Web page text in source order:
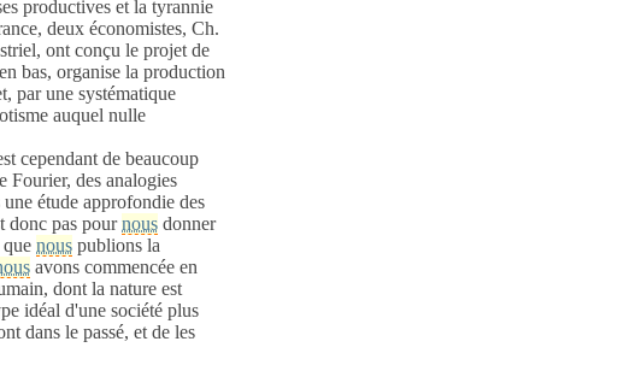
productives et la tyrannie
deux économistes, Ch.
ont conçu le projet de
bas, organise la production
par une systématique
auquel nulle
cependant de beaucoup
Fourier, des analogies
étude approfondie des
donc pas pournous donner
nous publions la
avons commencée en
dont la nature est
idéal d'une société plus
dans le passé, et de les